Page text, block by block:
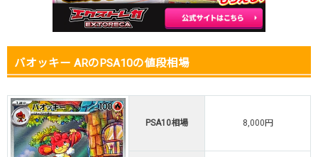
150円 480円
150円 780円
バオッキー ARのPSA10の値段相場
PSA10相場 8,000円